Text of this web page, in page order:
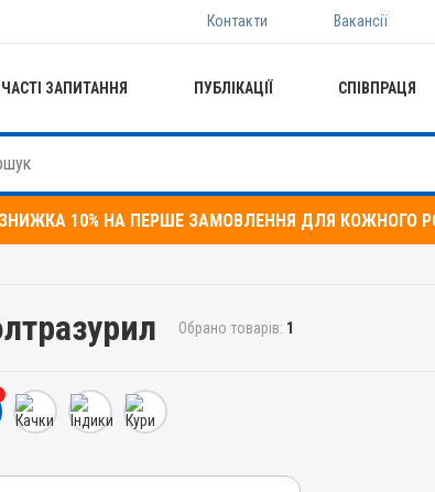
Контакти Вакансії
ЧАСТІ ЗАПИТАННЯ ПУБЛІКАЦІЇ СПІВПРАЦЯ
ЗНИЖКА 10% НА ПЕРШЕ ЗАМОВЛЕННЯ ДЛЯ КОЖНОГО
Обрано товарів: 1